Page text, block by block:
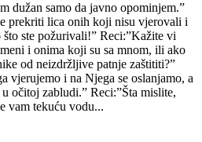
dužan samo da javno opominjem.”
prekriti lica onih koji nisu vjerovali i
ste požurivali!” Reci:”Kažite vi
i onima koji su sa mnom, ili ako
od neizdržljive patnje zaštititi?”
vjerujemo i na Njega se oslanjamo, a
očitoj zabludi.” Reci:”Šta mislite,
vam tekuću vodu...